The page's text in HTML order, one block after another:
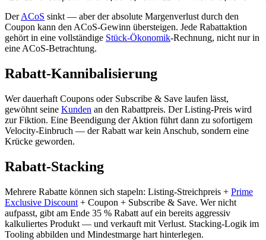
DerACoS sinkt — aber der absolute Margenverlust durch den
Coupon kann den ACoS-Gewinn übersteigen. Jede Rabattaktion
gehört in eine vollständige Stück-Ökonomik-Rechnung, nicht nur in
eine ACoS-Betrachtung.
Rabatt-Kannibalisierung
Wer dauerhaft Coupons oder Subscribe & Save laufen lässt,
gewöhnt seine Kunden an den Rabattpreis. Der Listing-Preis wird
zur Fiktion. Eine Beendigung der Aktion führt dann zu sofortigem
Velocity-Einbruch — der Rabatt war kein Anschub, sondern eine
Krücke geworden.
Rabatt-Stacking
Mehrere Rabatte können sich stapeln: Listing-Streichpreis + Prime
Exclusive Discount + Coupon + Subscribe & Save. Wer nicht
aufpasst, gibt am Ende 35 % Rabatt auf ein bereits aggressiv
kalkuliertes Produkt — und verkauft mit Verlust. Stacking-Logik im
Tooling abbilden und Mindestmarge hart hinterlegen.